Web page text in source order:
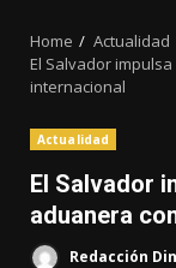
Home
Actualidad
El Salvador
internacional
Actualidad
El Salvador
aduanera
Redacción